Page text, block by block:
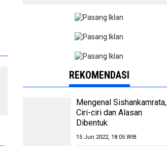
REKOMENDASI
Mengenal Sishankamrata,
Ciri-ciri dan Alasan
Dibentuk
15 Jun 2022, 18:05 WIB